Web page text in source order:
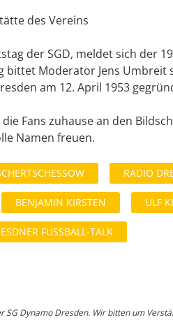
des Vereins
der SGD, meldet sich der
bittet Moderator Jens Umbreit
am 12. April 1953
Fans zuhause an den
Namen freuen.
RADIO
BENJAMIN KIRSTEN ULF
FUSSBALL-TALK
Dynamo Dresden. Wir bitten um